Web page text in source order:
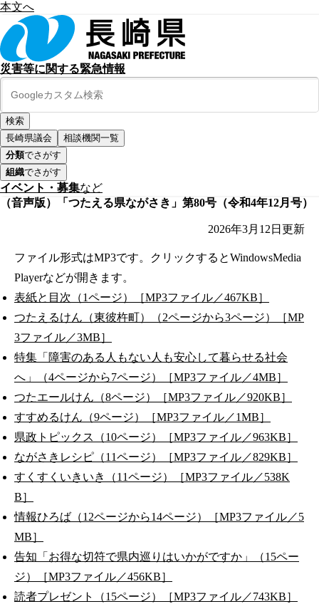
本文へ
災害等に関する緊急情報
長崎県議会
相談機関一覧
分類でさがす
組織でさがす
イベント・募集など
（音声版）「つたえる県ながさき」第80号（令和4年12月号）
2026年3月12日 更新
ファイル形式はMP3です。クリックするとWindowsMedia
Playerなどが開きます。
表紙と目次（1ページ）［MP3ファイル／467KB］
つたえるけん（東彼杵町）（2ページから3ページ）［MP
3ファイル／3MB］
特集「障害のある人もない人も安心して暮らせる社会
へ」（4ページから7ページ）［MP3ファイル／4MB］
つたエールけん（8ページ）［MP3ファイル／920KB］
すすめるけん（9ページ）［MP3ファイル／1MB］
県政トピックス（10ページ）［MP3ファイル／963KB］
ながさきレシピ（11ページ）［MP3ファイル／829KB］
すくすくいきいき（11ページ）［MP3ファイル／538K
B］
情報ひろば（12ページから14ページ）［MP3ファイル／5
MB］
告知「お得な切符で県内巡りはいかがですか」（15ペー
ジ）［MP3ファイル／456KB］
読者プレゼント（15ページ）［MP3ファイル／743KB］